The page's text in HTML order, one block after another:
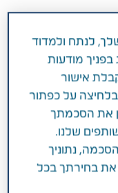
קודמים, סרטן
לנתח ולמדוד
בפניך מודעות
אישור
על כפתור
את הסכמתך
שלנו.
נתוניך
את בחירתך בכל